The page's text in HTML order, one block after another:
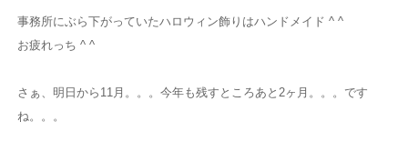
事務所にぶら下がっていたハロウィン飾りはハンドメイド ^ ^
お疲れっち ^ ^
さぁ、明日から11月。。。今年も残すところあと2ヶ月。。。です
ね。。。